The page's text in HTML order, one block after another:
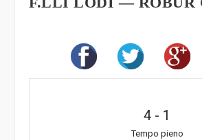
4 - 1
Tempo pieno